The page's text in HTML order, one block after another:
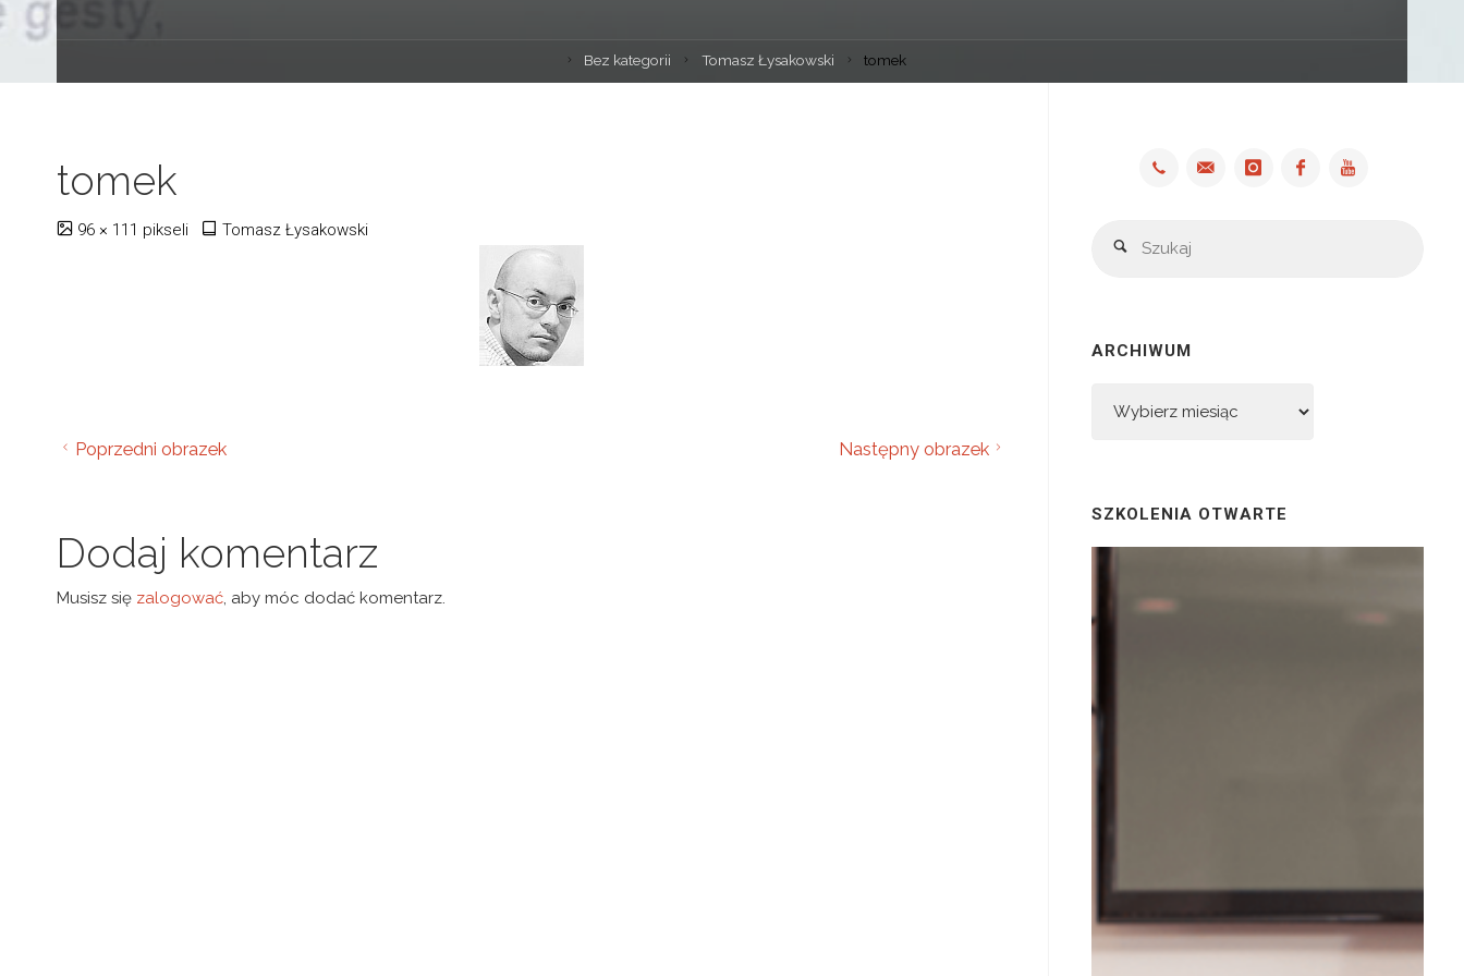
Bez kategorii Tomasz Łysakowski tomek
tomek
Pełny96 × 111 pikseli Tomasz Łysakowski
Poprzedni obrazek Następny obrazek
Dodaj komentarz
Musisz się zalogować , aby móc dodać komentarz.
Szukaj
ARCHIWUM
SZKOLENIA OTWARTE